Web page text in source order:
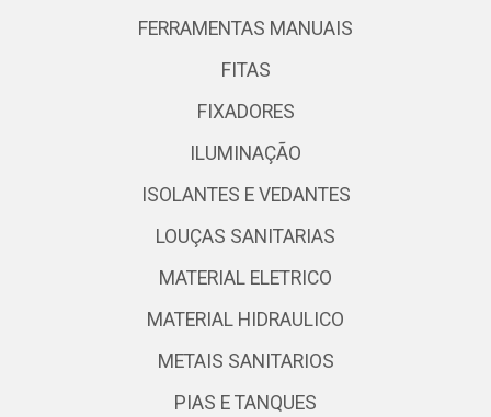
FERRAMENTAS MANUAIS
FITAS
FIXADORES
ILUMINAÇÃO
ISOLANTES E VEDANTES
LOUÇAS SANITARIAS
MATERIAL ELETRICO
MATERIAL HIDRAULICO
METAIS SANITARIOS
PIAS E TANQUES